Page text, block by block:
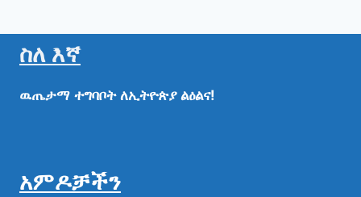
ስለ እኛ
ዉጤታማ ተግባቦት ለኢትዮጵያ ልዕልና!
አምዶቻችን